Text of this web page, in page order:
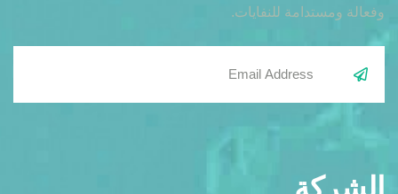
وفعالة ومستدامة للنفايات.